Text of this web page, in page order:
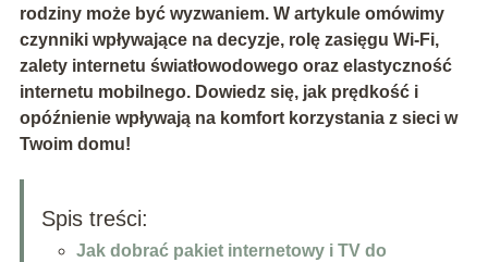
rodziny może być wyzwaniem. W artykule omówimy
czynniki wpływające na decyzje, rolę zasięgu Wi-Fi,
zalety internetu światłowodowego oraz elastyczność
internetu mobilnego. Dowiedz się, jak prędkość i
opóźnienie wpływają na komfort korzystania z sieci w
Twoim domu!
Spis treści:
Jak dobrać pakiet internetowy i TV do